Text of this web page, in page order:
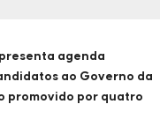
agenda
ao Governo da
promovido por quatro